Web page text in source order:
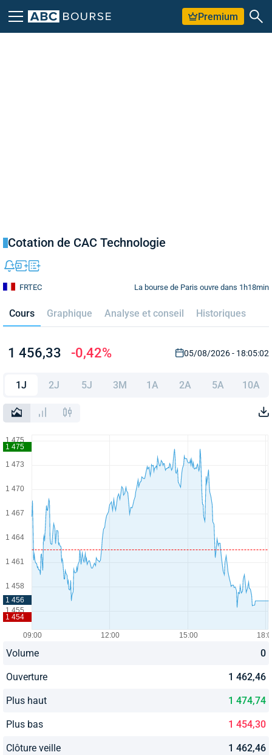
Premium
Cotation de CAC Technologie
La bourse de Paris ouvre dans 1h18min
FRTEC
Cours Graphique Analyse et conseil Historiques
1 456,33 -0,42% 05/08/2026 - 18:05:02
1J 2J 5J 3M 1A 2A 5A 10A
Volume 0
Ouverture 1 462,46
Plus haut 1 474,74
Plus bas 1 454,30
Clôture veille 1 462,46